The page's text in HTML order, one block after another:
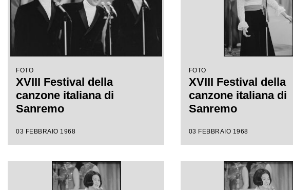
FOTO
XVIII Festival della
canzone italiana di
Sanremo
03 FEBBRAIO 1968
FOTO
XVIII Festival della
canzone italiana di
Sanremo
03 FEBBRAIO 1968